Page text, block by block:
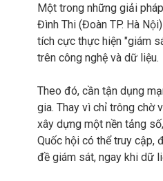
Một trong những giải
Đình Thi (Đoàn TP. Hà
tích cực thực hiện "giám
trên công nghệ và dữ liệu.
Theo đó, cần tận dụng
gia. Thay vì chỉ trông chờ
xây dựng một nền tảng
Quốc hội có thể truy cập,
đề giám sát, ngay khi dữ